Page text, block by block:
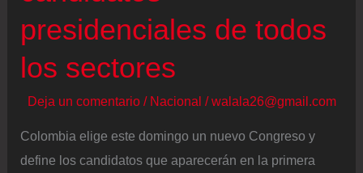
presidenciales de todos
los sectores
Deja un comentario / Nacional /walala26@gmail.com
Colombia elige este domingo un nuevo Congreso y
define los candidatos que aparecerán en la primera